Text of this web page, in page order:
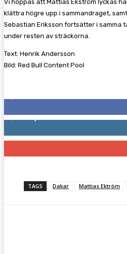
Vi hoppas att Mattias Ekström lyckas
klättra högre upp i sammandraget,
Sebastian Eriksson fortsätter i samma
under resten av sträckorna.
Text: Henrik Andersson
Bild: Red Bull Content Pool
TAGS Dakar Mattias Ektröm